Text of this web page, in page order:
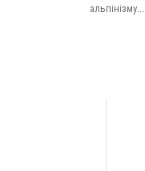
альпінізму...